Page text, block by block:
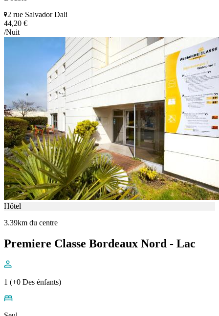
2 rue Salvador Dali
44,20 €
/Nuit
Hôtel
3.39km du centre
Premiere Classe Bordeaux Nord - Lac
1 (+0 Des énfants)